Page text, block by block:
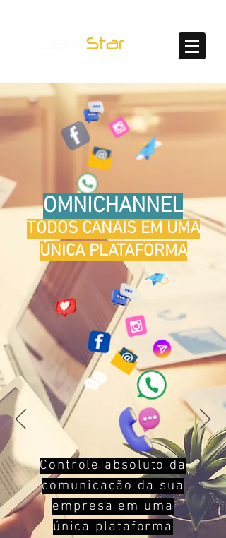
OMNICHANNEL
TODOS CANAIS EM UMA
ÚNICA PLATAFORMA
Controle absoluto da
comunicação da sua
empresa em uma
única plataforma